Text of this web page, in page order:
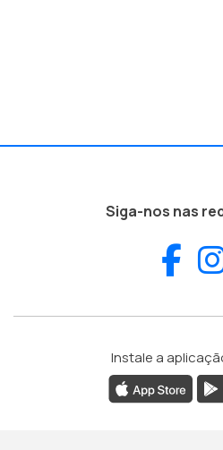
Siga-nos nas
Instale a